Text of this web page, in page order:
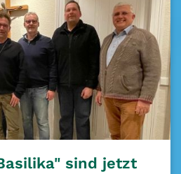
sind jetzt